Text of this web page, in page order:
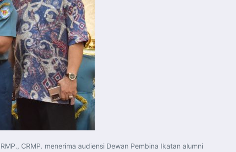
CRMP. menerima audiensi Dewan Pembina Ikatan alumni